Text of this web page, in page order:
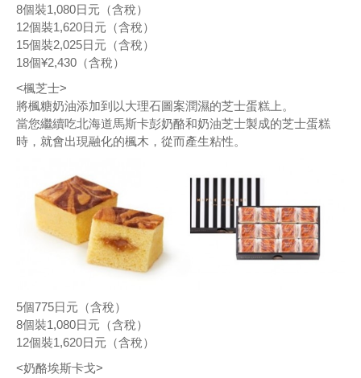
8個裝1,080日元（含稅）
12個裝1,620日元（含稅）
15個裝2,025日元（含稅）
18個¥2,430（含稅）
<楓芝士>
將楓糖奶油添加到以大理石圖案潤濕的芝士蛋糕上。
當您繼續吃北海道馬斯卡彭奶酪和奶油芝士製成的芝士蛋糕
時，就會出現融化的楓木，從而產生粘性。
5個775日元（含稅）
8個裝1,080日元（含稅）
12個裝1,620日元（含稅）
<奶酪埃斯卡戈>